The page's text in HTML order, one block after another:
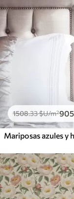
1508.33$U/m²905
Mariposas azules y